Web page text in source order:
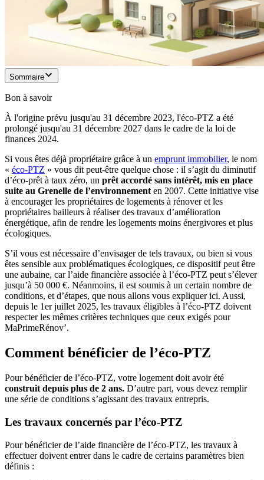
Sommaire
Bon à savoir
À l'origine prévu jusqu'au 31 décembre 2023, l'éco-PTZ a été
prolongé jusqu'au 31 décembre 2027 dans le cadre de la loi de
finances 2024.
Si vous êtes déjà propriétaire grâce à un emprunt immobilier, le nom
« éco-PTZ » vous dit peut-être quelque chose : il s’agit du diminutif
d’éco-prêt à taux zéro, un prêt accordé sans intérêt, mis en place
suite au Grenelle de l’environnement en 2007. Cette initiative vise
à encourager les propriétaires de logements à rénover et les
propriétaires bailleurs à réaliser des travaux d’amélioration
énergétique, afin de rendre les logements moins énergivores et plus
écologiques.
S’il vous est nécessaire d’envisager de tels travaux, ou bien si vous
êtes sensible aux problématiques écologiques, ce dispositif peut être
une aubaine, car l’aide financière associée à l’éco-PTZ peut s’élever
jusqu’à 50 000 €. Néanmoins, il est soumis à un certain nombre de
conditions, et d’étapes, que nous allons vous expliquer ici. Aussi,
depuis le 1er juillet 2025, les travaux éligibles à l’éco-PTZ doivent
respecter les mêmes critères techniques que ceux exigés pour
MaPrimeRénov’.
Comment bénéficier de l’éco-PTZ
Pour bénéficier de l’éco-PTZ, votre logement doit avoir été
construit depuis plus de 2 ans. D’autre part, vous devez remplir
une série de conditions s’agissant des travaux entrepris.
Les travaux concernés par l’éco-PTZ
Pour bénéficier de l’aide financière de l’éco-PTZ, les travaux à
effectuer doivent entrer dans le cadre de certains paramètres bien
définis :